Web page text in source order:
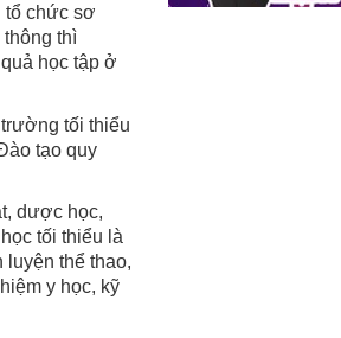
tổ chức sơ
thông thì
học tập ở
tối thiểu
tạo quy
dược học,
tối thiểu là
luyện thể thao,
y học, kỹ